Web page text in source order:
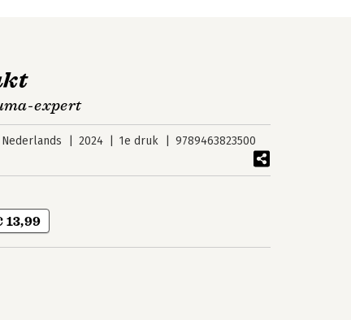
expert
Nederlands 2024 1e druk 9789463823500
13,99